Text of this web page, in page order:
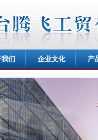
们 企业文化 产